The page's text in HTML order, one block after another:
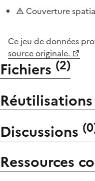
Couverture
Ce jeu de données
source originale.
Fichiers (2)
Discussions (0
Ressources